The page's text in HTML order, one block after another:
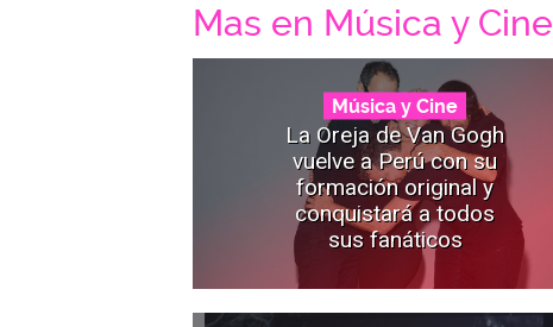
Mas en Música y Cine
Música y Cine
La Oreja de Van Gogh
vuelve a Perú con su
formación original y
conquistará a todos
sus fanáticos